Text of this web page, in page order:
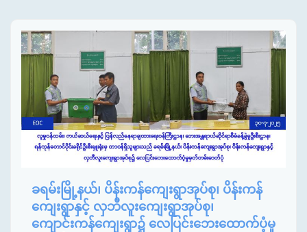
ခရမ်းမြို့နယ်၊ ပိန်းကန်ကျေးရွာအုပ်စု၊ ပိန်းကန်
ကျေးရွာနှင့် လှဘီလူးကျေးရွာအုပ်စု၊
ကျောင်းကန်ကျေးရွာ၌ လေပြင်းဘေးထောက်ပံ့မှု